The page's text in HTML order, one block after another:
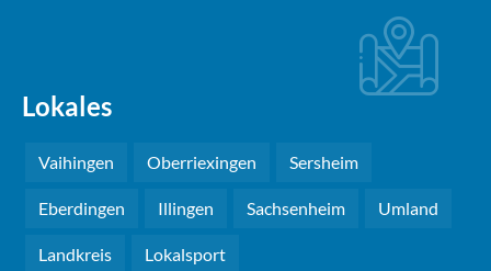
Lokales
Vaihingen Oberriexingen Sersheim
Eberdingen Illingen Sachsenheim Umland
Landkreis Lokalsport